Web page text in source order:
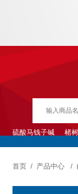
硫酸马钱子碱 楮
首页/ 产品中心/